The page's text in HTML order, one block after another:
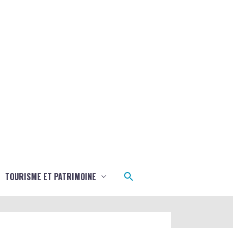
TOURISME ET PATRIMOINE Rechercher